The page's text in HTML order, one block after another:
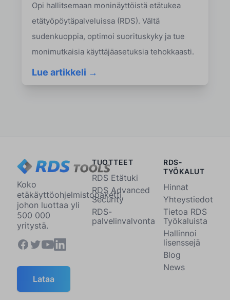
Opi hallitsemaan moninäyttöistä etätukea
etätyöpöytäpalveluissa (RDS). Vältä
sudenkuoppia, optimoi suorituskyky ja tue
monimutkaisia käyttäjäasetuksia tehokkaasti.
Lue artikkeli →
Koko
etäkäyttöohjelmistopaketti,
johon luottaa yli
500 000
yritystä.
Lataa
TUOTTEET
RDS Etätuki
RDS Advanced
Security
RDS-
palvelinvalvonta
RDS-
TYÖKALUT
Hinnat
Yhteystiedot
Tietoa RDS
Työkaluista
Hallinnoi
lisenssejä
Blog
News